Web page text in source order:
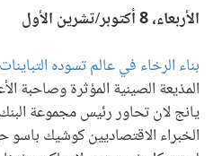
الأربعاء، 8 أكتوبر/تشرين الأول
بناء الرخاء في عالم تسوده التباينات
المذيعة الصينية المؤثرة وصاحبة
يانج لان تحاور رئيس مجموعة
الخبراء الاقتصاديين كوشيك